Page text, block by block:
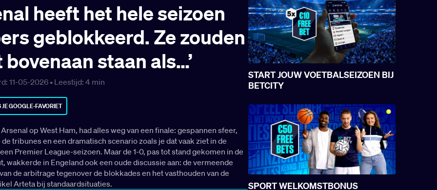
heeft het hele seizoen
geblokkeerd. Ze zouden
staan als…’
11-05-2026 •Leestijd: 4min
GOOGLE-FAVORIET
op West Ham, had alles weg van een finale: gespannen sfeer,
tribunes en een dramatisch scenario zoals je dat vaak ziet in de
Premier League-seizoen. Maar de 1-0, pas tot stand gekomen in de
wakkerde in Engeland ook een oude discussie aan: de vermeende
de arbitrage tegenover de blokkades en het vasthouden van de
Arteta bij standaardsituaties.
START JOUW VOETBALSEIZOEN BIJ
BETCITY
SPORT WELKOMSTBONUS